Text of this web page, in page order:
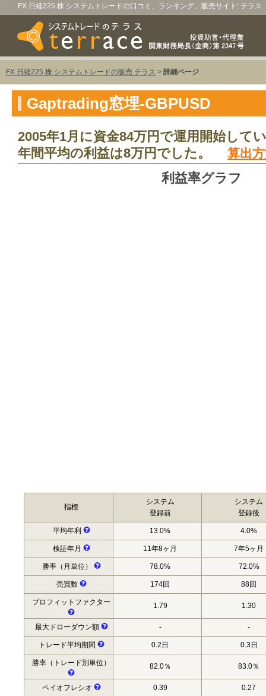
FX 日経225 株 システムトレードの口コミ、ランキング、販売サイト: テラス
FX 日経225 株 システムトレードの販売 テラス > 詳細ページ
Gaptrading窓埋-GBPUSD
2005年1月に資金84万円で運用開始して
年間平均の利益は8万円でした。 算出
利益率グラフ
指標
システム
登録前
システム
登録後
平均年利 13.0% 4.0%
検証年月 11年8ヶ月 7年5ヶ月
勝率（月単位） 78.0% 72.0%
売買数 174回 88回
プロフィットファクター 1.79 1.30
最大ドローダウン額 - -
トレード平均期間 0.2日 0.3日
勝率（トレード別単位） 82.0％ 83.0％
ペイオフレシオ 0.39 0.27